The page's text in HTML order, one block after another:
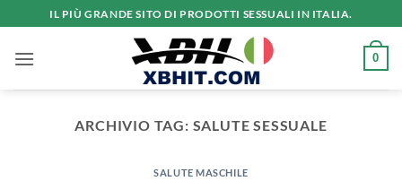
ai
contenuti
IL PIÙ GRANDE SITO DI PRODOTTI SESSUALI IN ITALIA.
0
ARCHIVIO TAG: SALUTE SESSUALE
SALUTE MASCHILE